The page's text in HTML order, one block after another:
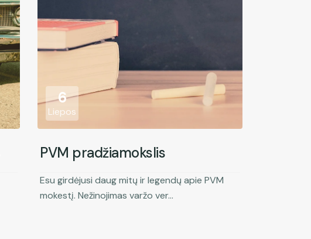
6
Liepos
PVM pradžiamokslis
Esu girdėjusi daug mitų ir legendų apie PVM
mokestį. Nežinojimas varžo ver...